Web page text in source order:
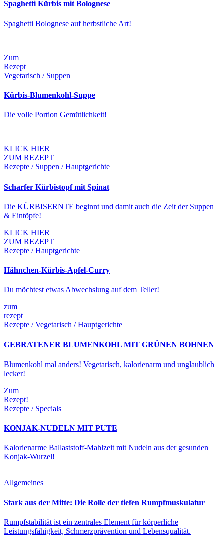
Spaghetti Kürbis mit Bolognese
Spaghetti Bolognese auf herbstliche Art!
Zum
Rezept
Vegetarisch / Suppen
Kürbis-Blumenkohl-Suppe
Die volle Portion Gemütlichkeit!
KLICK HIER
ZUM REZEPT
Rezepte / Suppen / Hauptgerichte
Scharfer Kürbistopf mit Spinat
Die KÜRBISERNTE beginnt und damit auch die Zeit der Suppen
& Eintöpfe!
KLICK HIER
ZUM REZEPT
Rezepte / Hauptgerichte
Hähnchen-Kürbis-Apfel-Curry
Du möchtest etwas Abwechslung auf dem Teller!
zum
rezept
Rezepte / Vegetarisch / Hauptgerichte
GEBRATENER BLUMENKOHL MIT GRÜNEN BOHNEN
Blumenkohl mal anders! Vegetarisch, kalorienarm und unglaublich
lecker!
Zum
Rezept!
Rezepte / Specials
KONJAK-NUDELN MIT PUTE
Kalorienarme Ballaststoff-Mahlzeit mit Nudeln aus der gesunden
Konjak-Wurzel!
Allgemeines
Stark aus der Mitte: Die Rolle der tiefen Rumpfmuskulatur
Rumpfstabilität ist ein zentrales Element für körperliche
Leistungsfähigkeit, Schmerzprävention und Lebensqualität.